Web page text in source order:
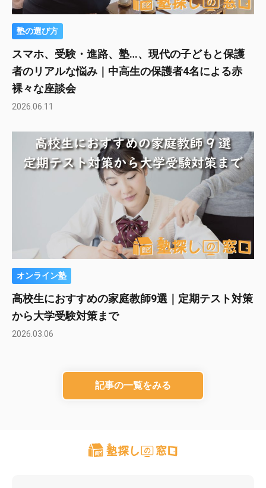
塾の選び方
スマホ、受験・進路、塾…、現代の子どもと保護
者のリアルな悩み｜中高生の保護者4名による赤
裸々な座談会
2026.06.11
オンライン塾
高校生におすすめの家庭教師9選｜定期テスト対策
から大学受験対策まで
2026.03.06
記事の一覧をみる